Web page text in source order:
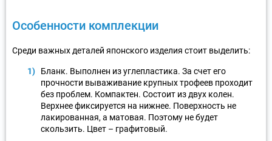
Особенности комплекции
Среди важных деталей японского изделия стоит выделить:
Бланк. Выполнен из углепластика. За счет его
прочности вываживание крупных трофеев проходит
без проблем. Компактен. Состоит из двух колен.
Верхнее фиксируется на нижнее. Поверхность не
лакированная, а матовая. Поэтому не будет
скользить. Цвет – графитовый.